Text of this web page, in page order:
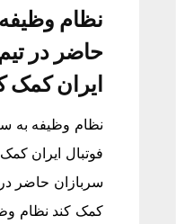
نظام
حاضر در
ایران کمک
نظام وظیفه به
فوتبال ایران
سربازان حاضر
کمک کند نظام